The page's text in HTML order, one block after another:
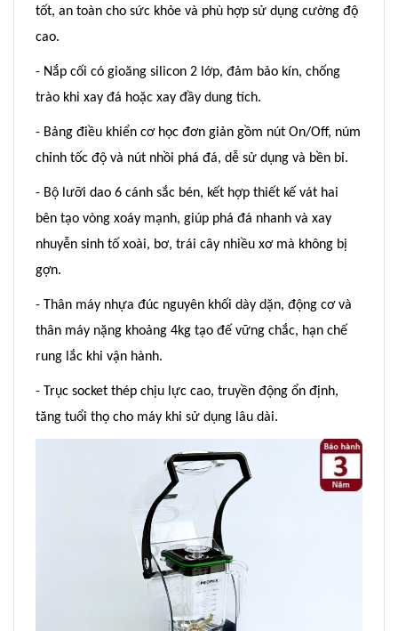
tốt, an toàn cho sức khỏe và phù hợp sử dụng cường độ
cao.
- Nắp cối có gioăng silicon 2 lớp, đảm bảo kín, chống
trào khi xay đá hoặc xay đầy dung tích.
- Bảng điều khiển cơ học đơn giản gồm nút On/Off, núm
chỉnh tốc độ và nút nhồi phá đá, dễ sử dụng và bền bỉ.
- Bộ lưỡi dao 6 cánh sắc bén, kết hợp thiết kế vát hai
bên tạo vòng xoáy mạnh, giúp phá đá nhanh và xay
nhuyễn sinh tố xoài, bơ, trái cây nhiều xơ mà không bị
gợn.
- Thân máy nhựa đúc nguyên khối dày dặn, động cơ và
thân máy nặng khoảng 4kg tạo đế vững chắc, hạn chế
rung lắc khi vận hành.
- Trục socket thép chịu lực cao, truyền động ổn định,
tăng tuổi thọ cho máy khi sử dụng lâu dài.